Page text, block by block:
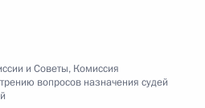
и Советы, Комиссия
вопросов назначения судей